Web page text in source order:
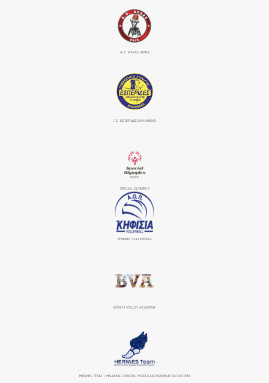
Α.Σ. ΑΤΛΑΣ ΑΜΕΑ
Γ.Σ. ΕΣΠΕΡΙΔΕΣ ΚΑΛΛΙΘΕΑΣ
SPECIAL OLYMPICS
ΚΗΦΙΣΙΆ VOLLEYBALL
BEACH VOLLEY ACADEMY
HERMES TEAM | HELLENIC ROBOTIC MODULAR EXOSKELETON SYSTEM